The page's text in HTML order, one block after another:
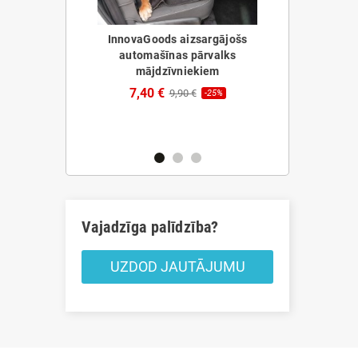
InnovaGoods aizsargājošs
automašīnas pārvalks
mājdzīvniekiem
7,40 € 9,90 € -25%
Vajadzīga palīdzība?
UZDOD JAUTĀJUMU